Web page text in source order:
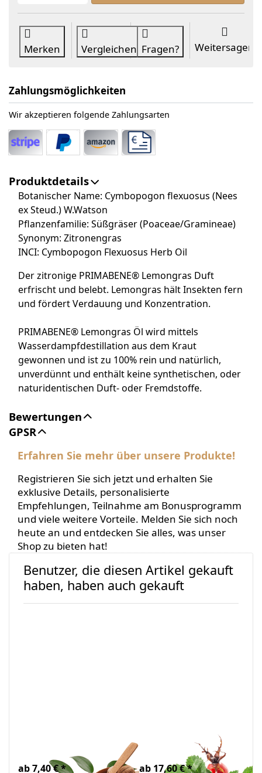
Merken Vergleichen Fragen? Weitersagen
Zahlungsmöglichkeiten
Wir akzeptieren folgende Zahlungsarten
Produktdetails
Botanischer Name: Cymbopogon flexuosus (Nees
ex Steud.) W.Watson
Pflanzenfamilie: Süßgräser (Poaceae/Gramineae)
Synonym: Zitronengras
INCI: Cymbopogon Flexuosus Herb Oil
Der zitronige PRIMABENE® Lemongras Duft
erfrischt und belebt. Lemongras hält Insekten fern
und fördert Verdauung und Konzentration.
PRIMABENE® Lemongras Öl wird mittels
Wasserdampfdestillation aus dem Kraut
gewonnen und ist zu 100% rein und natürlich,
unverdünnt und enthält keine synthetischen, oder
naturidentischen Duft- oder Fremdstoffe.
Bewertungen
GPSR
Erfahren Sie mehr über unsere Produkte!
Registrieren Sie sich jetzt und erhalten Sie
exklusive Details, personalisierte
Empfehlungen, Teilnahme am Bonusprogramm
und viele weitere Vorteile. Melden Sie sich noch
heute an und entdecken Sie alles, was unser
Shop zu bieten hat!
Benutzer, die diesen Artikel gekauft
haben, haben auch gekauft
ab 7,40 € *
Hagebuttenkernöl
ab 17,60 € *